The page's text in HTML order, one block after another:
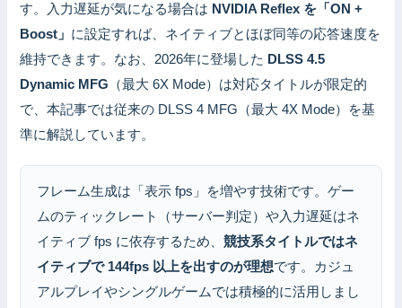
す。入力遅延が気になる場合は NVIDIA Reflex を「ON +
Boost」 に設定すれば、ネイティブとほぼ同等の応答速度を
維持できます。なお、2026年に登場した DLSS 4.5
Dynamic MFG （最大 6X Mode）は対応タイトルが限定的
で、本記事では従来の DLSS 4 MFG（最大 4X Mode）を基
準に解説しています。
フレーム生成は「表示 fps」を増やす技術です。ゲー
ムのティックレート（サーバー判定）や入力遅延はネ
イティブ fps に依存するため、競技系タイトルではネ
イティブで 144fps 以上を出すのが理想です。カジュ
アルプレイやシングルゲームでは積極的に活用しまし